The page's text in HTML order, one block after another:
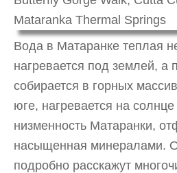
Вода в Матаранке теплая
нагревается под землей, а
собирается в горных
юге, нагревается на солнце
низменность Матаранки,
насыщенная минералами.
подробно расскажут